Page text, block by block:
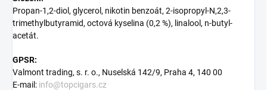
Propan-1,2-diol, glycerol, nikotin benzoát, 2-isopropyl-N,2,3-
trimethylbutyramid, octová kyselina (0,2 %), linalool, n-butyl-
acetát.
GPSR:
Valmont trading, s. r. o., Nuselská 142/9, Praha 4, 140 00
E-mail: info@topcigars.cz